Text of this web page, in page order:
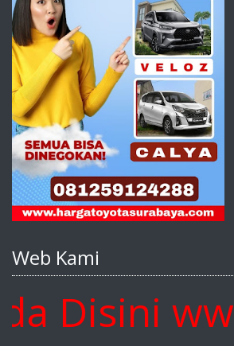
Web Kami